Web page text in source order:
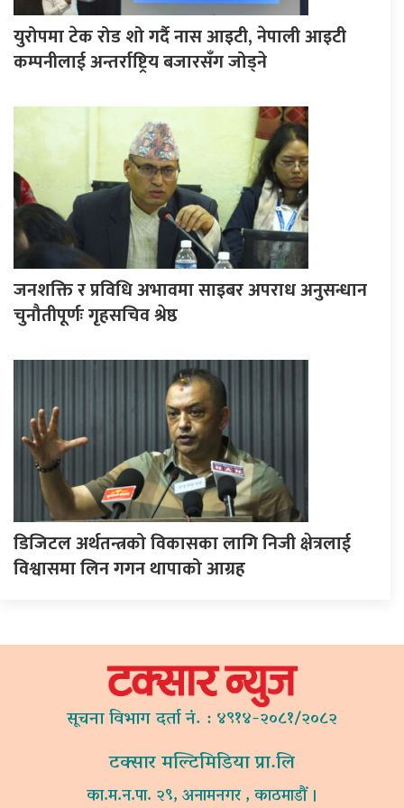
युरोपमा टेक रोड शो गर्दै नास आइटी, नेपाली आइटी
कम्पनीलाई अन्तर्राष्ट्रिय बजारसँग जोड्ने
जनशक्ति र प्रविधि अभावमा साइबर अपराध अनुसन्धान
चुनौतीपूर्णः गृहसचिव श्रेष्ठ
डिजिटल अर्थतन्त्रको विकासका लागि निजी क्षेत्रलाई
विश्वासमा लिन गगन थापाको आग्रह
सूचना विभाग दर्ता नं. : ४९१४-२०८१/२०८२
टक्सार मल्टिमिडिया प्रा.लि
का.म.न.पा. २९, अनामनगर , काठमाडौं ।